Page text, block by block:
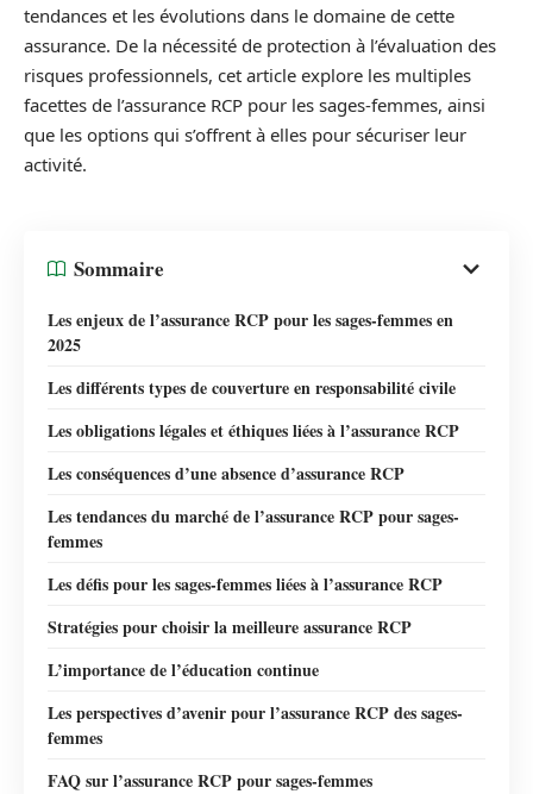
tendances et les évolutions dans le domaine de cette
assurance. De la nécessité de protection à l’évaluation des
risques professionnels, cet article explore les multiples
facettes de l’assurance RCP pour les sages-femmes, ainsi
que les options qui s’offrent à elles pour sécuriser leur
activité.
Sommaire
Les enjeux de l’assurance RCP pour les sages-femmes en
2025
Les différents types de couverture en responsabilité civile
Les obligations légales et éthiques liées à l’assurance RCP
Les conséquences d’une absence d’assurance RCP
Les tendances du marché de l’assurance RCP pour sages-
femmes
Les défis pour les sages-femmes liées à l’assurance RCP
Stratégies pour choisir la meilleure assurance RCP
L’importance de l’éducation continue
Les perspectives d’avenir pour l’assurance RCP des sages-
femmes
FAQ sur l’assurance RCP pour sages-femmes